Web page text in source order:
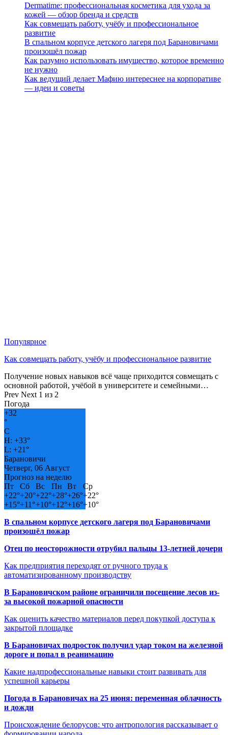
Dermatime: профессиональная косметика для ухода за
кожей — обзор бренда и средств
Как совмещать работу, учёбу и профессиональное
развитие
В спальном корпусе детского лагеря под Барановичами
произошёл пожар
Как разумно использовать имущество, которое временно
не нужно
Как ведущий делает Мафию интереснее на корпоративе
— идеи и советы
Популярное
Как совмещать работу, учёбу и профессиональное развитие
Получение новых навыков всё чаще приходится совмещать с
основной работой, учёбой в университете и семейными…
Prev Next 1 из 2
Погода
+32
°
C
H: +33°
L: +21°
Барановичи
Четверг, 06 Август
Прогноз на неделю
Пт
Сб Вс Пн Вт
Ср
+22°+20°+22°+28°+26°+22°
+15°+11°+10°+12°+16°+10°
В спальном корпусе детского лагеря под Барановичами
произошёл пожар
Отец по неосторожности отрубил пальцы 13-летней дочери
Как предприятия переходят от ручного труда к
автоматизированному производству
В Барановичском районе ограничили посещение лесов из-
за высокой пожарной опасности
Как оценить качество материалов перед покупкой доступа к
закрытой площадке
В Барановичах подросток получил удар током на железной
дороге и попал в реанимацию
Какие надпрофессиональные навыки стоит развивать для
успешной карьеры
Погода в Барановичах на 25 июня: переменная облачность
и дожди
Происхождение белорусов: что антропология рассказывает о